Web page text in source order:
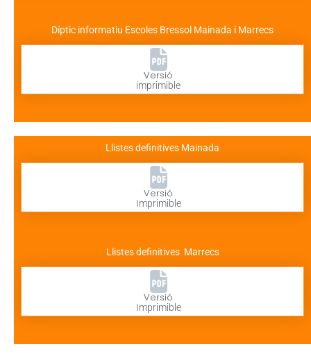
Díptic informatiu Escoles Bressol Mainada i Marrecs
Versió
imprimible
Llistes definitives Mainada
Versió
Imprimible
Llistes definitives Marrecs
Versió
Imprimible